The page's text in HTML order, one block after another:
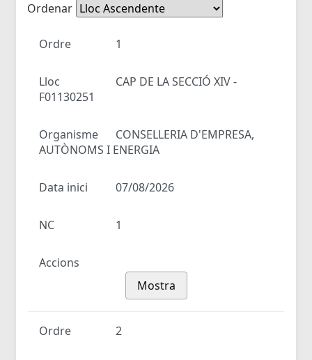
Ordenar
Ordre 1
Lloc
CAP DE LA SECCIÓ XIV -
F01130251
Organisme
CONSELLERIA D'EMPRESA,
AUTÒNOMS I ENERGIA
Data inici 07/08/2026
NC 1
Accions
Mostra
Ordre 2